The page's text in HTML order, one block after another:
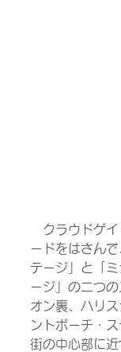
クラウドゲイ
ードをはさん
テージ」と「
ージ」の二つ
オン裏、ハリ
ントポーチ・
街の中心部に